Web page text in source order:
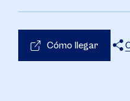
Cómo llegar